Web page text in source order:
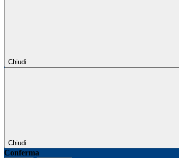
Chiudi
Chiudi
Conferma